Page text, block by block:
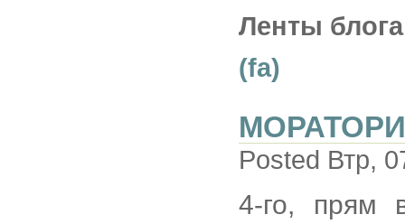
Ленты
(fa)
Posted Втр,
4-го, прям